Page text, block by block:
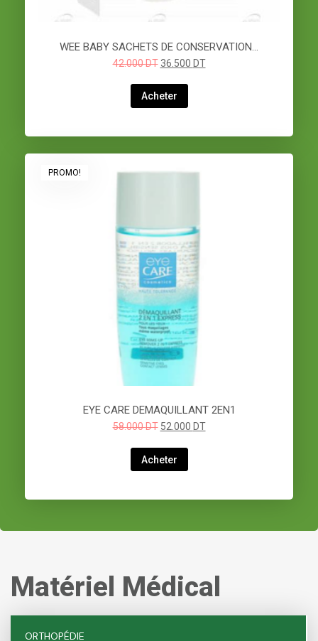
WEE BABY SACHETS DE CONSERVATION…
42.000DT 36.500 DT
Acheter
PROMO!
EYE CARE DEMAQUILLANT 2EN1
58.000DT 52.000 DT
Acheter
Matériel Médical
ORTHOPÉDIE